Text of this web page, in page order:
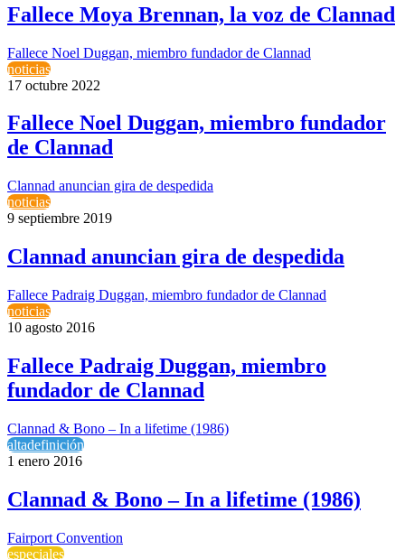
Fallece Moya Brennan, la voz de Clannad
Fallece Noel Duggan, miembro fundador de Clannad
noticias
17 octubre 2022
Fallece Noel Duggan, miembro fundador
de Clannad
Clannad anuncian gira de despedida
noticias
9 septiembre 2019
Clannad anuncian gira de despedida
Fallece Padraig Duggan, miembro fundador de Clannad
noticias
10 agosto 2016
Fallece Padraig Duggan, miembro
fundador de Clannad
Clannad & Bono – In a lifetime (1986)
altadefinición
1 enero 2016
Clannad & Bono – In a lifetime (1986)
Fairport Convention
especiales